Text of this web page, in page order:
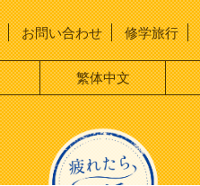
お問い合わせ 修学旅行
繁体中文